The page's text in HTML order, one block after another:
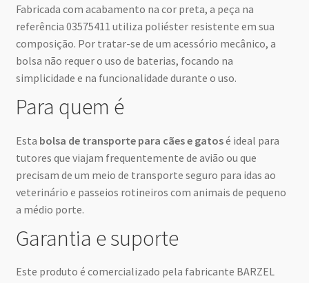
Fabricada com acabamento na cor preta, a peça na
referência 03575411 utiliza poliéster resistente em sua
composição. Por tratar-se de um acessório mecânico, a
bolsa não requer o uso de baterias, focando na
simplicidade e na funcionalidade durante o uso.
Para quem é
Esta bolsa de transporte para cães e gatosé ideal para
tutores que viajam frequentemente de avião ou que
precisam de um meio de transporte seguro para idas ao
veterinário e passeios rotineiros com animais de pequeno
a médio porte.
Garantia e suporte
Este produto é comercializado pela fabricante BARZEL